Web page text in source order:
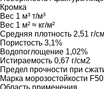
Кромка
Вес 1 м³ т/м³
Вес 1 м² ≈ кг/м²
Средняя плотность 2,51 г/
Пористость 3,1%
Водопоглощение 1,02%
Истираемость 0,67 г/см2
Предел прочности при
Марка морозостойкости F50
Область применения